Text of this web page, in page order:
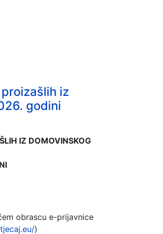
iz
godini
IZ DOMOVINSKOG
obrascu e-prijavnice
)